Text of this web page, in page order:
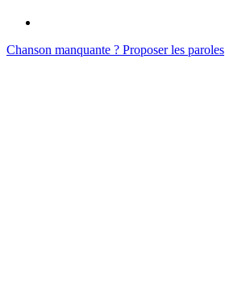
Chanson manquante ? Proposer les paroles